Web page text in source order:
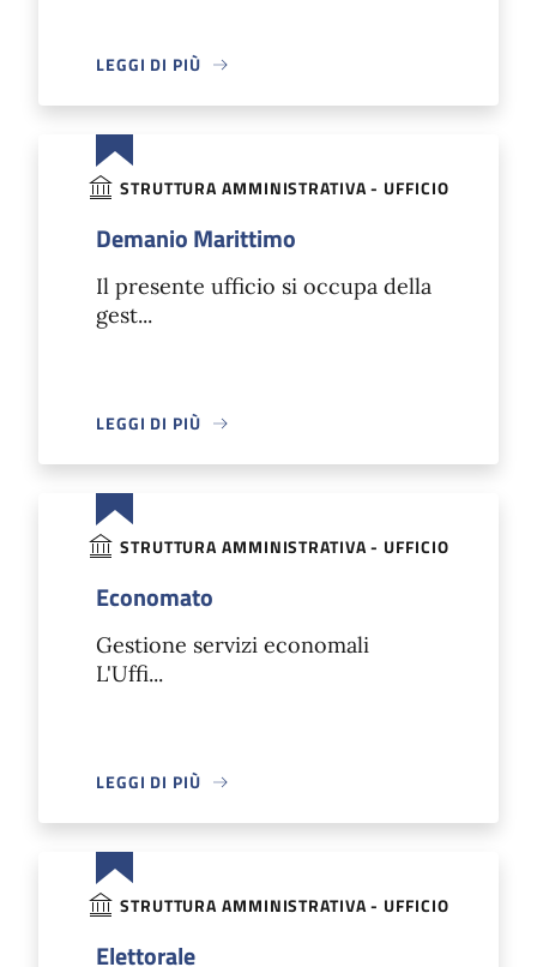
LEGGI DI PIÙ
STRUTTURA AMMINISTRATIVA - UFFICIO
Demanio Marittimo
Il presente ufficio si occupa della
gest...
LEGGI DI PIÙ
STRUTTURA AMMINISTRATIVA - UFFICIO
Economato
Gestione servizi economali
L'Uffi...
LEGGI DI PIÙ
STRUTTURA AMMINISTRATIVA - UFFICIO
Elettorale